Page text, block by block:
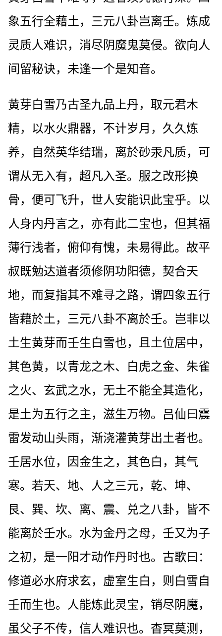
象五行全藉土，三元八卦岂离壬。炼成
灵质人难识，消尽阴魔鬼莫侵。欲向人
间留秘诀，未逢一个是知音。
黄芽白雪乃古圣九品上丹，取元君木
精，以水火鼎器，不计岁月，久久炼
养，自然英华结瑞，离於砂汞凡质，可
谓从无入有，超凡入圣。服之改形换
骨，便可飞升，世人安能识此宝乎。以
人身内丹言之，亦有此二宝也，但其福
薄行浅者，俯仰有愧，未易得此。故平
叔既勉达道者须修阴功阳德，契合天
地，而复指其不难寻之路，谓四象五行
皆藉於土，三元八卦不离於壬。岂非以
土生黄芽而壬生白雪也，且土位居中，
其色黄，以青龙之木、白虎之金、朱雀
之火、玄武之水，无土不能全其造化，
是土为五行之主，滋生万物。吕仙曰震
雷发动山头雨，渐浇灌黄芽出土者也。
壬居水位，因金生之，其色白，其气
寒。若天、地、人之三元，乾、坤、
艮、巽、坎、离、震、兑之八卦，皆不
能离於壬水。水为金丹之母，壬又为子
之初，是一阳才动作丹时也。古歌曰：
修道必水府求玄，虚室生白，则白雪自
壬而生也。人能炼此灵宝，销尽阴魔，
虽父子不传，信人难识也。杳冥莫测，